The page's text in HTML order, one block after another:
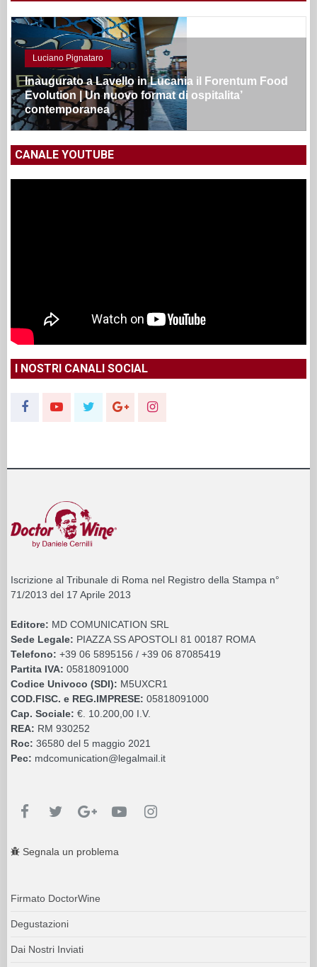
Luciano Pignataro
Inaugurato a Lavello in Lucania il Forentum Food
Evolution | Un nuovo format di ospitalita’
contemporanea
CANALE YOUTUBE
I NOSTRI CANALI SOCIAL
Iscrizione al Tribunale di Roma nel Registro della Stampa n°
71/2013 del 17 Aprile 2013
Editore: MD COMUNICATION SRL
Sede Legale: PIAZZA SS APOSTOLI 81 00187 ROMA
Telefono: +39 06 5895156 / +39 06 87085419
Partita IVA: 05818091000
Codice Univoco (SDI): M5UXCR1
COD.FISC. e REG.IMPRESE: 05818091000
Cap. Sociale: €. 10.200,00 I.V.
REA: RM 930252
Roc: 36580 del 5 maggio 2021
Pec: mdcomunication@legalmail.it
Segnala un problema
Firmato DoctorWine
Degustazioni
Dai Nostri Inviati